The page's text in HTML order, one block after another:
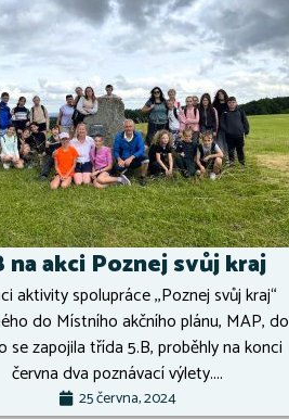
na akci Poznej svůj kraj
aktivity spolupráce ,,Poznej svůj kraj“
do Místního akčního plánu, MAP, do
se zapojila třída 5.B, proběhly na konci
června dva poznávací výlety....
25 června, 2024